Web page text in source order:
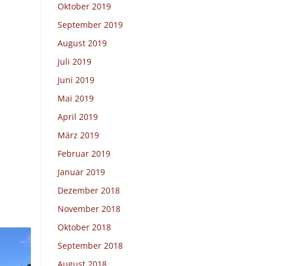
Oktober 2019
September 2019
August 2019
Juli 2019
Juni 2019
Mai 2019
April 2019
März 2019
Februar 2019
Januar 2019
Dezember 2018
November 2018
Oktober 2018
September 2018